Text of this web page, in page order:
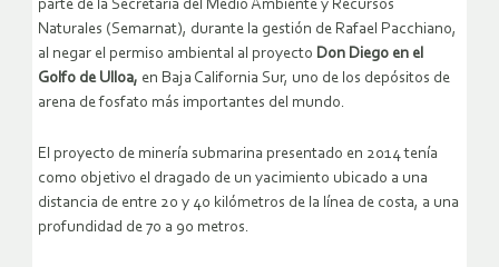
parte de la Secretaría del Medio Ambiente y Recursos
Naturales (Semarnat), durante la gestión de Rafael Pacchiano,
al negar el permiso ambiental al proyecto Don Diego en el
Golfo de Ulloa, en Baja California Sur, uno de los depósitos de
arena de fosfato más importantes del mundo.
El proyecto de minería submarina presentado en 2014 tenía
como objetivo el dragado de un yacimiento ubicado a una
distancia de entre 20 y 40 kilómetros de la línea de costa, a una
profundidad de 70 a 90 metros.